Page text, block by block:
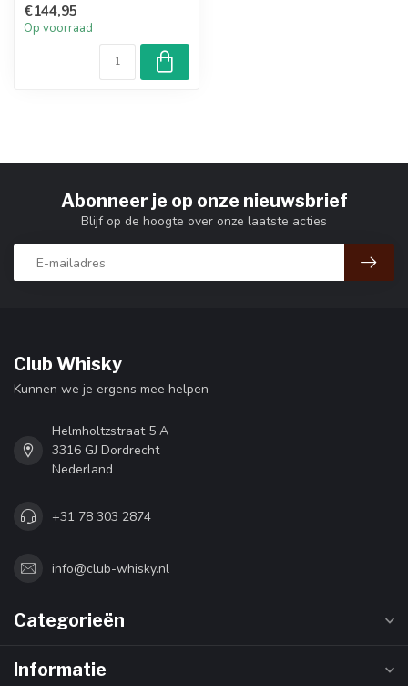
p...
€144,95
Op voorraad
Abonneer je op onze nieuwsbrief
Blijf op de hoogte over onze laatste acties
Club Whisky
Kunnen we je ergens mee helpen
Helmholtzstraat 5 A
3316 GJ Dordrecht
Nederland
+31 78 303 2874
info@club-whisky.nl
Categorieën
Informatie